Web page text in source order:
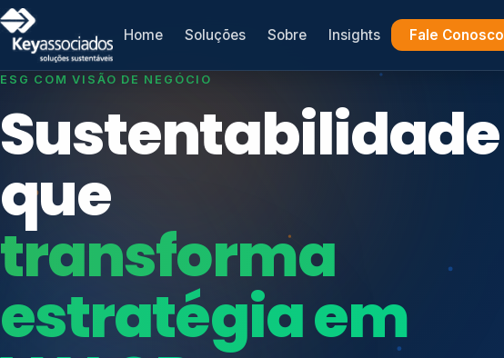
Home Soluções Sobre Insights Fale Conosco
SISTEMAS DE GESTÃO OTIMIZADOS E INTEGRADOS
Conformidade
que
protege seu
negócio.
Índices de Mercado
Reputação e Cadeia